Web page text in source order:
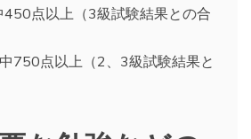
点以上（3級試験結果との合
750点以上（2、3級試験結果と